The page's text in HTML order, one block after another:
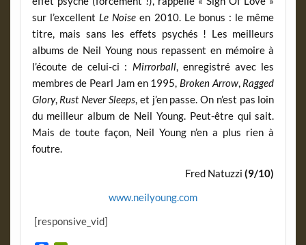
sur l’excellent Le Noise en 2010. Le bonus : le même
titre, mais sans les effets psychés ! Les meilleurs
albums de Neil Young nous repassent en mémoire à
l’écoute de celui-ci : Mirrorball, enregistré avec les
membres de Pearl Jam en 1995, Broken Arrow, Ragged
Glory,Rust Never Sleeps, et j’en passe. On n’est pas loin
du meilleur album de Neil Young. Peut-être qui sait.
Mais de toute façon, Neil Young n’en a plus rien à
foutre.
Fred Natuzzi(9/10)
www.neilyoung.com
[responsive_vid]